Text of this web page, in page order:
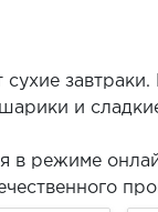
и
в режиме